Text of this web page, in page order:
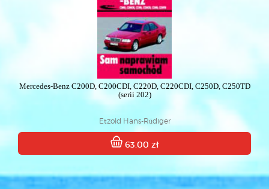
Mercedes-Benz C200D, C200CDI, C220D, C220CDI, C250D, C250TD
(serii 202)
Etzold Hans-Rüdiger
63.00 zł